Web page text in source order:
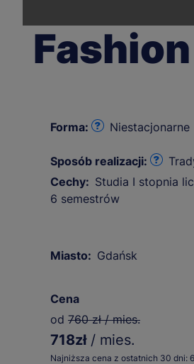
Forma: Niestacjonarne
Sposób realizacji:
Cechy: Studia I stopnia
6 semestrów
Miasto: Gdańsk
Cena
od 760 zł / mies.
718zł / mies.
Najniższa cena z ostatnich 30 dni: